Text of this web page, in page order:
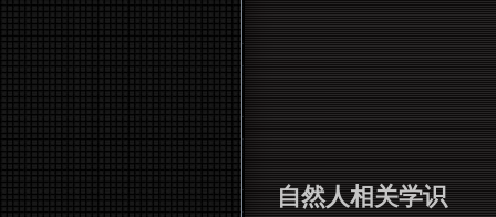
自然人相关学识